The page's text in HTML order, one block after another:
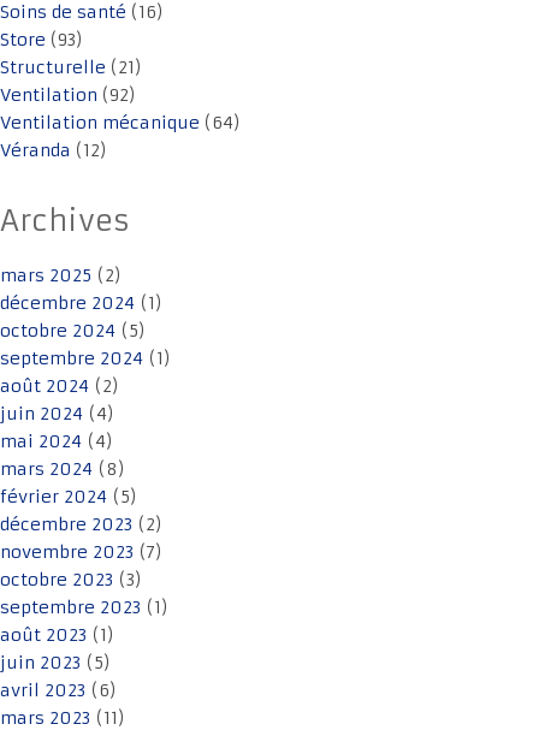
Soins de santé (16)
Store (93)
Structurelle (21)
Ventilation (92)
Ventilation mécanique (64)
Véranda (12)
Archives
mars 2025 (2)
décembre 2024 (1)
octobre 2024 (5)
septembre 2024 (1)
août 2024 (2)
juin 2024 (4)
mai 2024 (4)
mars 2024 (8)
février 2024 (5)
décembre 2023 (2)
novembre 2023 (7)
octobre 2023 (3)
septembre 2023 (1)
août 2023 (1)
juin 2023 (5)
avril 2023 (6)
mars 2023 (11)